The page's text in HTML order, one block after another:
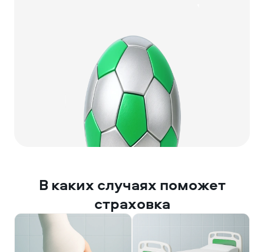
В каких случаях поможет
страховка